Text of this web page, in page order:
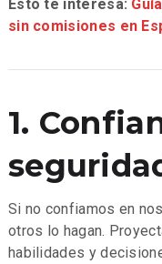
Esto te interesa:
sin comisiones en
1.
Si no confiamos en
otros lo hagan.
habilidades y